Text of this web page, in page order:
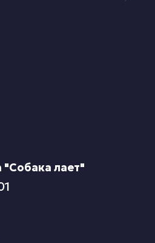
"Собака лает"